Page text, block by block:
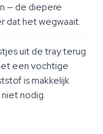
— de diepere
dat het wegwaait.
uit de tray terug
een vochtige
is makkelijk
nodig.